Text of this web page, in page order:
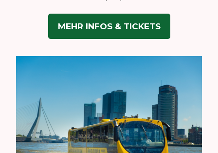
MEHR INFOS & TICKETS